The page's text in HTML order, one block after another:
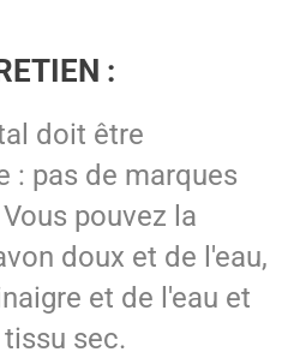
:
doit être
: pas de marques
pouvez la
doux et de l'eau,
et de l'eau et
sec.